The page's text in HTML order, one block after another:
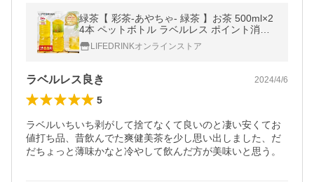
緑茶【 彩茶-あやちゃ- 緑茶 】お茶 500ml×2
4本 ペットボトル ラベルレス ポイント消化
まとめ買い 最短翌日お届け 日本茶 爆買
LIFEDRINKオンラインストア
ラベルレス良き 2024/4/6
5
ラベルいちいち剥がして捨てなくて良いのと凄い安くてお
値打ち品、昔飲んでた爽健美茶を少し思い出しました、だ
だちょっと薄味かなと冷やして飲んだ方が美味いと思う。